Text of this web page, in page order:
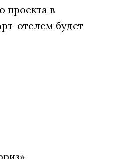
проекта в
отелем будет